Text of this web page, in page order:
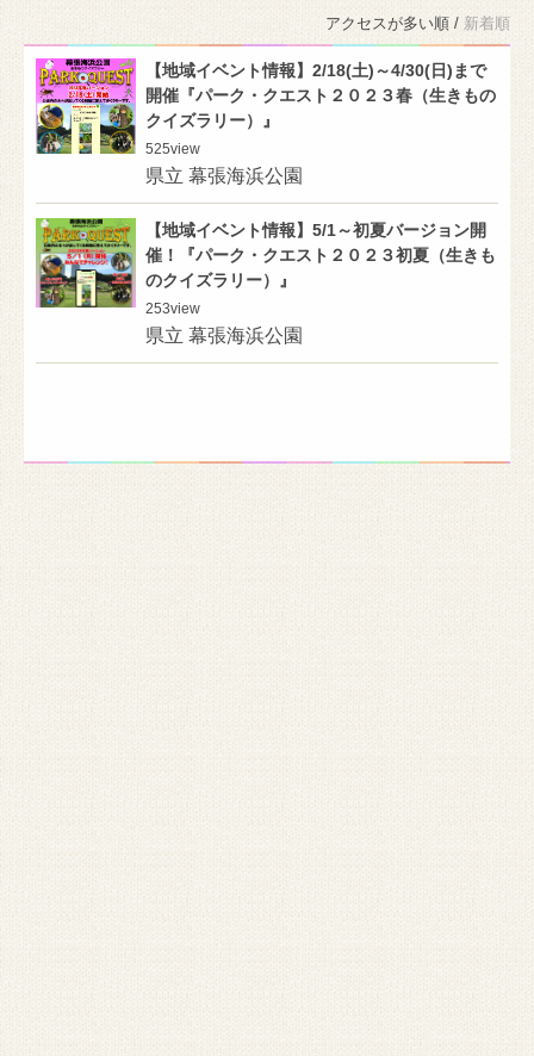
アクセスが多い順 / 新着順
【地域イベント情報】2/18(土)～4/30(日)まで
開催『パーク・クエスト２０２３春（生きもの
クイズラリー）』
525view
県立 幕張海浜公園
【地域イベント情報】5/1～初夏バージョン開
催！『パーク・クエスト２０２３初夏（生きも
のクイズラリー）』
253view
県立 幕張海浜公園